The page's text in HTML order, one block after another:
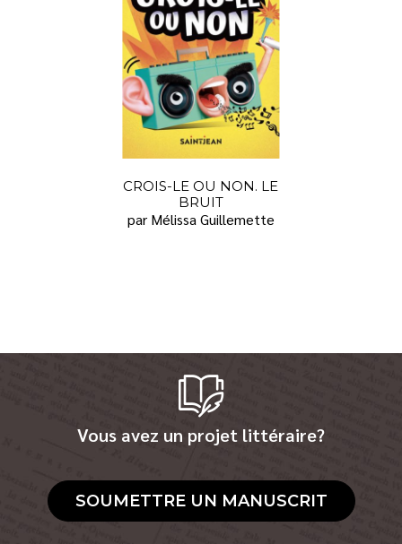
CROIS-LE OU NON. LE
BRUIT
par Mélissa Guillemette
Vous avez un projet littéraire?
SOUMETTRE UN MANUSCRIT